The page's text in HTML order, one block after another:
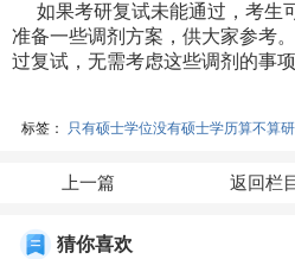
如果考研复试未能通过，考生
准备一些调剂方案，供大家参考
过复试，无需考虑这些调剂的事项
标签： 只有硕士学位没有硕士学历算不算
上一篇 返回栏
猜你喜欢